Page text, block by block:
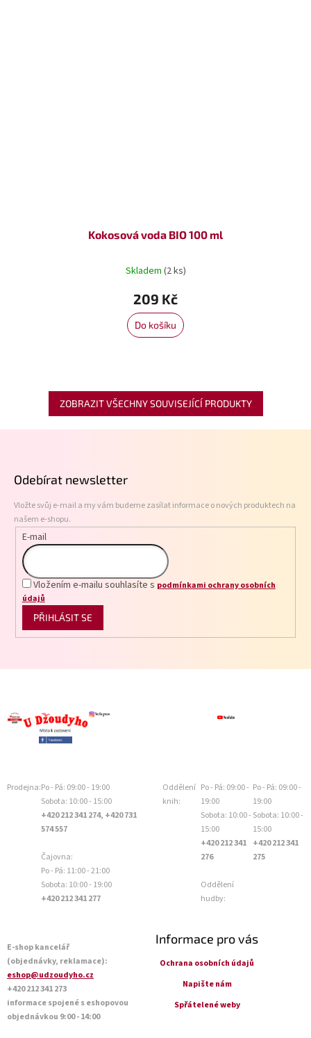
Kokosová voda BIO 100 ml
Skladem (2 ks)
209 Kč
Do košíku
ZOBRAZIT VŠECHNY SOUVISEJÍCÍ PRODUKTY
Odebírat newsletter
Vložte svůj e-mail a my vám budeme zasílat informace o nových produktech na
našem e-shopu.
E-mail
Vložením e-mailu souhlasíte s podmínkami ochrany osobních
údajů
PŘIHLÁSIT SE
Prodejna:Po - Pá: 09:00 - 19:00
Sobota: 10:00 - 15:00
+420 212 341 274, +420 731
574 557
Čajovna:
Po - Pá: 11:00 - 21:00
Sobota: 10:00 - 19:00
+420 212 341 277
Oddělení
knih:
Po - Pá: 09:00 -
19:00
Sobota: 10:00 -
15:00
+420 212 341
276
Oddělení
hudby:
Po - Pá: 09:00 -
19:00
Sobota: 10:00 -
15:00
+420 212 341
275
E-shop kancelář
(objednávky, reklamace):
eshop@udzoudyho.cz
+420 212 341 273
informace spojené s eshopovou
objednávkou 9:00 - 14:00
Informace pro vás
Ochrana osobních údajů
Napište nám
Spřátelené weby